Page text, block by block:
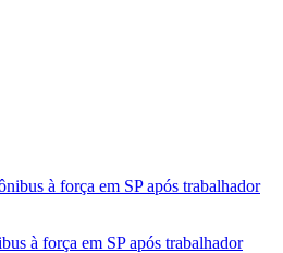
à força em SP após trabalhador